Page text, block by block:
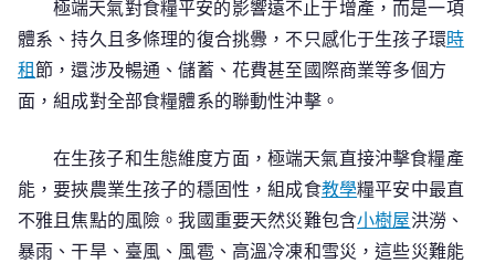
格
會
議
室
極端天氣對食糧平安的影響遠不止于增產，而是一項
體系、持久且多條理的復合挑釁，不只感化于生孩子環時
租節，還涉及暢通、儲蓄、花費甚至國際商業等多個方
面，組成對全部食糧體系的聯動性沖擊。
在生孩子和生態維度方面，極端天氣直接沖擊食糧產
能，要挾農業生孩子的穩固性，組成食教學糧平安中最直
不雅且焦點的風險。我國重要天然災難包含小樹屋洪澇、
暴雨、干旱、臺風、風雹、高溫冷凍和雪災，這些災難能